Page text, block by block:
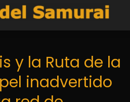
y la Ruta de la
inadvertido